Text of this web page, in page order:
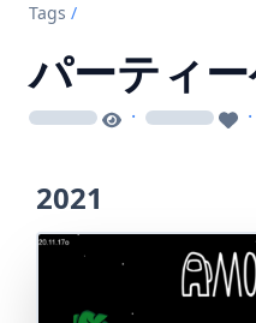
Tags /
パーティ
loading · loading ·
2021